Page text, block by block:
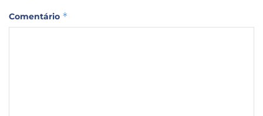
Comentário *